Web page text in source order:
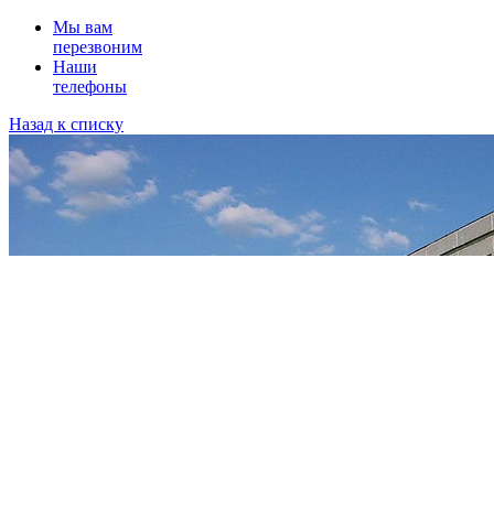
Мы вам
перезвоним
Наши
телефоны
Назад к списку